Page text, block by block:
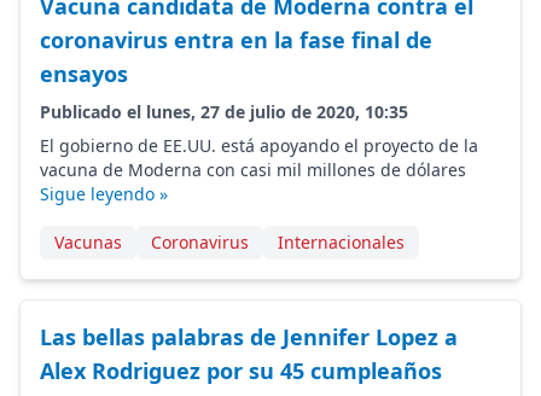
Vacuna candidata de Moderna contra el
coronavirus entra en la fase final de
ensayos
Publicado el lunes, 27 de julio de 2020, 10:35
El gobierno de EE.UU. está apoyando el proyecto de la
vacuna de Moderna con casi mil millones de dólares
Sigue leyendo »
Vacunas Coronavirus Internacionales
Las bellas palabras de Jennifer Lopez a
Alex Rodriguez por su 45 cumpleaños